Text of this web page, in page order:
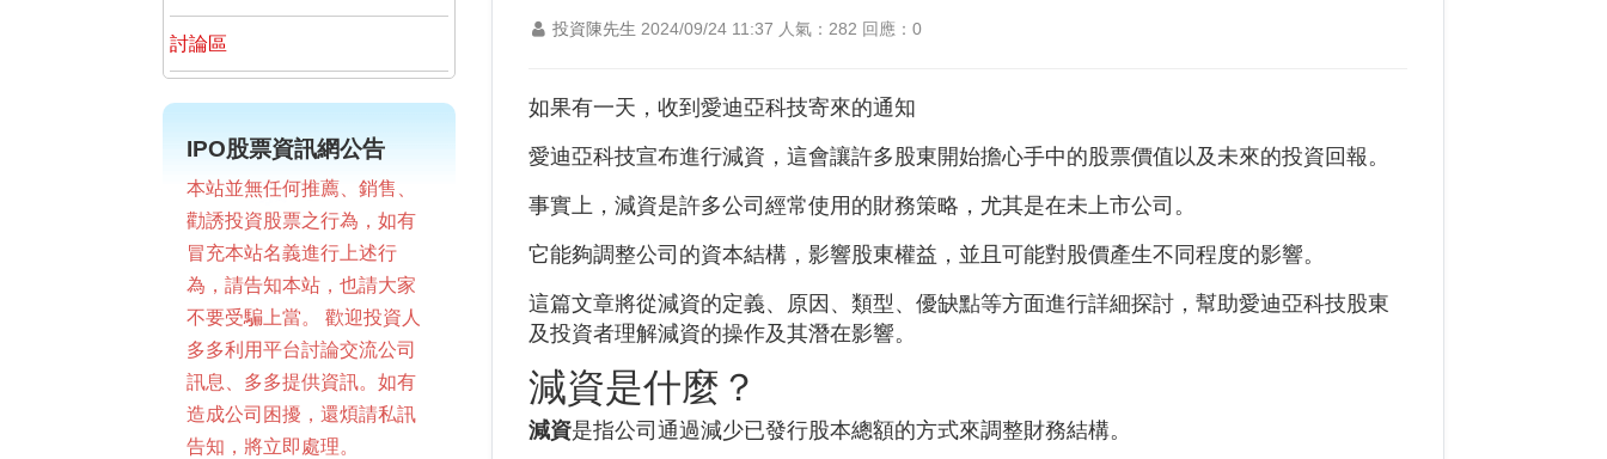
討論區
IPO股票資訊網公告
本站並無任何推薦、銷售、
勸誘投資股票之行為，如有
冒充本站名義進行上述行
為，請告知本站，也請大家
不要受騙上當。 歡迎投資人
多多利用平台討論交流公司
訊息、多多提供資訊。如有
造成公司困擾，還煩請私訊
告知，將立即處理。
投資陳先生 2024/09/24 11:37 人氣：282 回應：0
如果有一天，收到愛迪亞科技寄來的通知
愛迪亞科技宣布進行減資，這會讓許多股東開始擔心手中的股票價值以及未來的投資回報。
事實上，減資是許多公司經常使用的財務策略，尤其是在未上市公司。
它能夠調整公司的資本結構，影響股東權益，並且可能對股價產生不同程度的影響。
這篇文章將從減資的定義、原因、類型、優缺點等方面進行詳細探討，幫助愛迪亞科技股東
及投資者理解減資的操作及其潛在影響。
減資是什麼？
減資是指公司通過減少已發行股本總額的方式來調整財務結構。